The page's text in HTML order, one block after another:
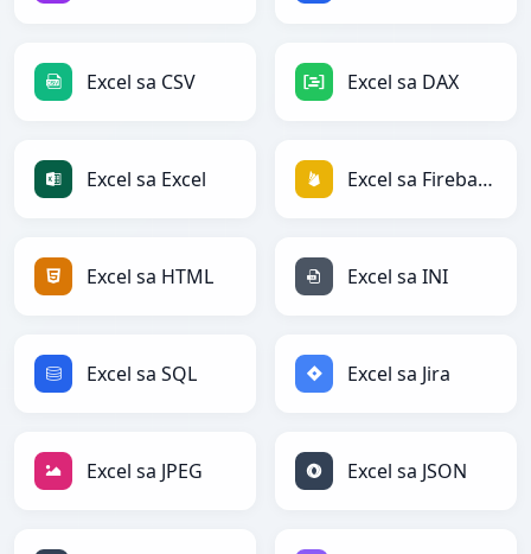
Excel sa CSV Excel sa DAX
Excel sa Excel Excel sa Firebase
Excel sa HTML Excel sa INI
Excel sa SQL Excel sa Jira
Excel sa JPEG Excel sa JSON